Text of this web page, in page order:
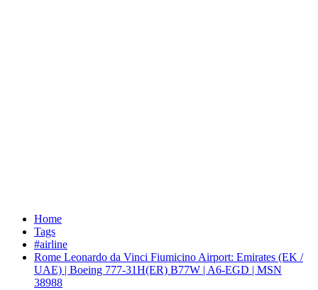
Home
Tags
#airline
Rome Leonardo da Vinci Fiumicino Airport: Emirates (EK /
UAE) | Boeing 777-31H(ER) B77W | A6-EGD | MSN
38988